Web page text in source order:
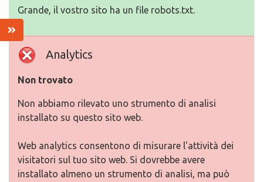
Grande, il vostro sito ha un file robots.txt.
Analytics
Non trovato
Non abbiamo rilevato uno strumento di analisi
installato su questo sito web.
Web analytics consentono di misurare l'attività dei
visitatori sul tuo sito web. Si dovrebbe avere
installato almeno un strumento di analisi, ma può